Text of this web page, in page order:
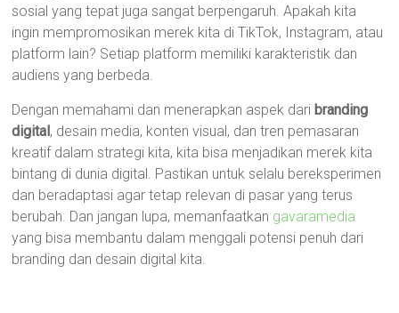
sosial yang tepat juga sangat berpengaruh. Apakah kita
ingin mempromosikan merek kita di TikTok, Instagram, atau
platform lain? Setiap platform memiliki karakteristik dan
audiens yang berbeda.
Dengan memahami dan menerapkan aspek dari branding
digital, desain media, konten visual, dan tren pemasaran
kreatif dalam strategi kita, kita bisa menjadikan merek kita
bintang di dunia digital. Pastikan untuk selalu bereksperimen
dan beradaptasi agar tetap relevan di pasar yang terus
berubah. Dan jangan lupa, memanfaatkan gavaramedia
yang bisa membantu dalam menggali potensi penuh dari
branding dan desain digital kita.